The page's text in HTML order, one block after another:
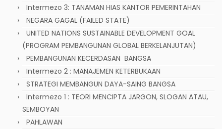
Intermezo 3: TANAMAN HIAS KANTOR PEMERINTAHAN
NEGARA GAGAL (FAILED STATE)
UNITED NATIONS SUSTAINABLE DEVELOPMENT GOAL
(PROGRAM PEMBANGUNAN GLOBAL BERKELANJUTAN)
PEMBANGUNAN KECERDASAN BANGSA
Intermezo 2 : MANAJEMEN KETERBUKAAN
STRATEGI MEMBANGUN DAYA-SAING BANGSA
Intermezo 1 : TEORI MENCIPTA JARGON, SLOGAN ATAU,
SEMBOYAN
PAHLAWAN